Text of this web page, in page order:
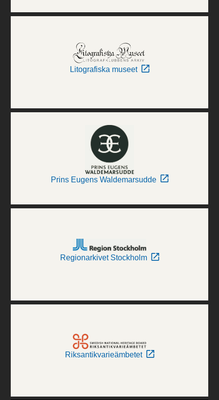
Litografiska museet
Prins Eugens Waldemarsudde
Regionarkivet Stockholm
Riksantikvarieämbetet